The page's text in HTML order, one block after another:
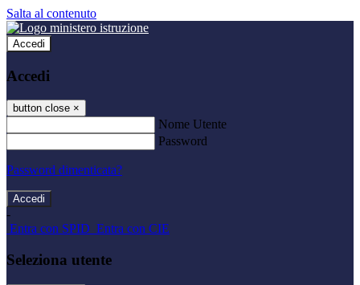
Salta al contenuto
Accedi
Accedi
button close ×
Nome Utente
Password
Password dimenticata?
-
Entra con SPID Entra con CIE
Seleziona utente